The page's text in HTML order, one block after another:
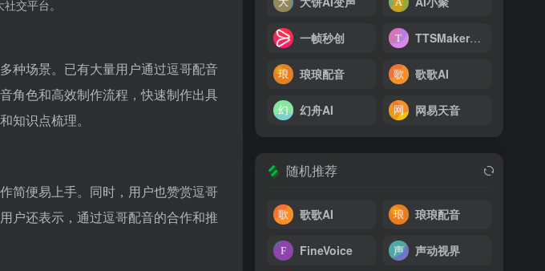
交平台。
种场景。已有大量用户通过逗哥配音
角色和高效制作流程，快速制作出具
知识点梳理。
简便易上手。同时，用户也赞赏逗哥
户还表示，通过逗哥配音的合作和推
一帧秒创 TTSMaker（马克配音）
琅琅配音 歌歌AI
幻舟AI 网易天音
随机推荐
歌歌AI 琅琅配音
FineVoice 声动视界